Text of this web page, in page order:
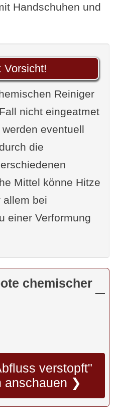
Handschuhen und
Vorsicht!
Reiniger
nicht eingeatmet
eventuell
die
Mittel könne Hitze
allem bei
einer Verformung
chemischer
verstopft"
anschauen ❯